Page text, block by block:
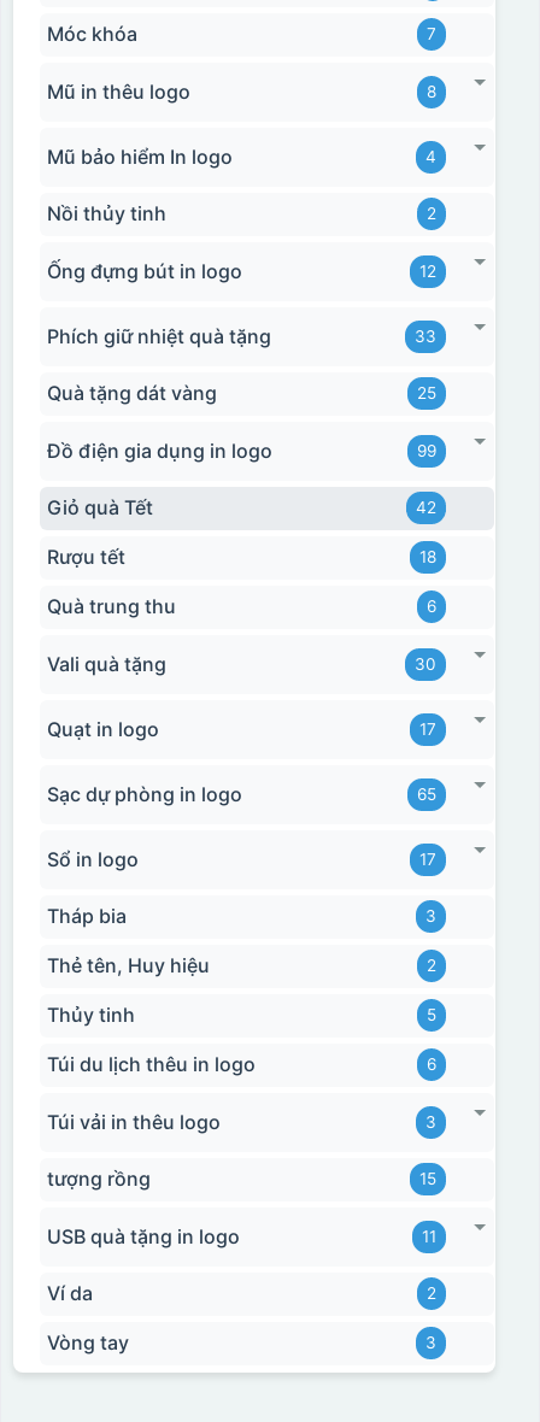
Móc khóa 7
Mũ in thêu logo 8
Mũ bảo hiểm In logo 4
Nồi thủy tinh 2
Ống đựng bút in logo 12
Phích giữ nhiệt quà tặng 33
Quà tặng dát vàng 25
Đồ điện gia dụng in logo 99
Giỏ quà Tết 42
Rượu tết 18
Quà trung thu 6
Vali quà tặng 30
Quạt in logo 17
Sạc dự phòng in logo 65
Sổ in logo 17
Tháp bia 3
Thẻ tên, Huy hiệu 2
Thủy tinh 5
Túi du lịch thêu in logo 6
Túi vải in thêu logo 3
tượng rồng 15
USB quà tặng in logo 11
Ví da 2
Vòng tay 3